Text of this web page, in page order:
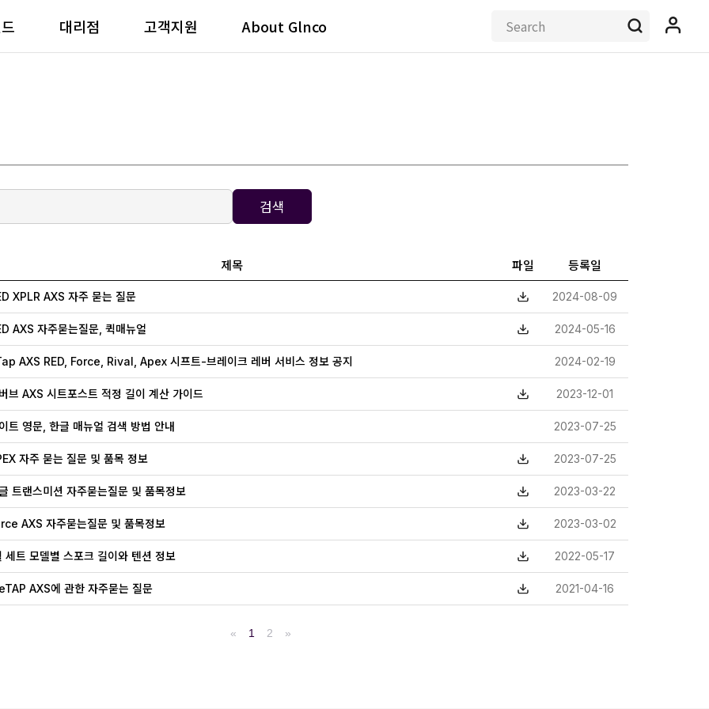
대리점 고객지원 About Glnco
검색
제목 파일 등록일
XPLR AXS 자주 묻는 질문 2024-08-09
AXS 자주묻는질문, 퀵매뉴얼 2024-05-16
AXS RED, Force, Rival, Apex 시프트-브레이크 레버 서비스 정보 공지 2024-02-19
브 AXS 시트포스트 적정 길이 계산 가이드 2023-12-01
트 영문, 한글 매뉴얼 검색 방법 안내 2023-07-25
자주 묻는 질문 및 품목 정보 2023-07-25
트랜스미션 자주묻는질문 및 품목정보 2023-03-22
AXS 자주묻는질문 및 품목정보 2023-03-02
세트 모델별 스포크 길이와 텐션 정보 2022-05-17
AXS에 관한 자주묻는 질문 2021-04-16
« 1 2 »